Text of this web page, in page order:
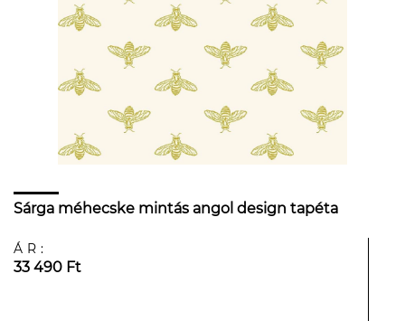
Sárga méhecske mintás angol design tapéta
ÁR:
33 490 Ft